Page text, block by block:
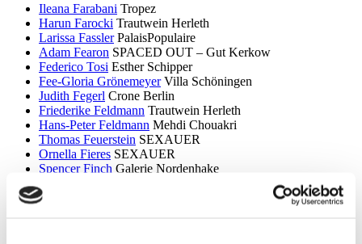
Ileana Farabani Tropez
Harun Farocki Trautwein Herleth
Larissa Fassler PalaisPopulaire
Adam Fearon SPACED OUT – Gut Kerkow
Federico Tosi Esther Schipper
Fee-Gloria Grönemeyer Villa Schöningen
Judith Fegerl Crone Berlin
Friederike Feldmann Trautwein Herleth
Hans-Peter Feldmann Mehdi Chouakri
Thomas Feuerstein SEXAUER
Ornella Fieres SEXAUER
Spencer Finch Galerie Nordenhake
Itchi Fleischer